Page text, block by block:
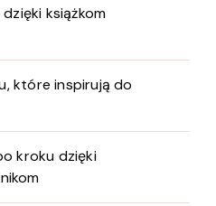
książkom
które inspirują do
kroku dzięki